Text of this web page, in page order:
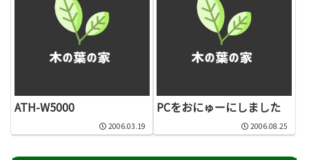
ATH-W5000
2006.03.19
PCをおにゅーにしました
2006.08.25